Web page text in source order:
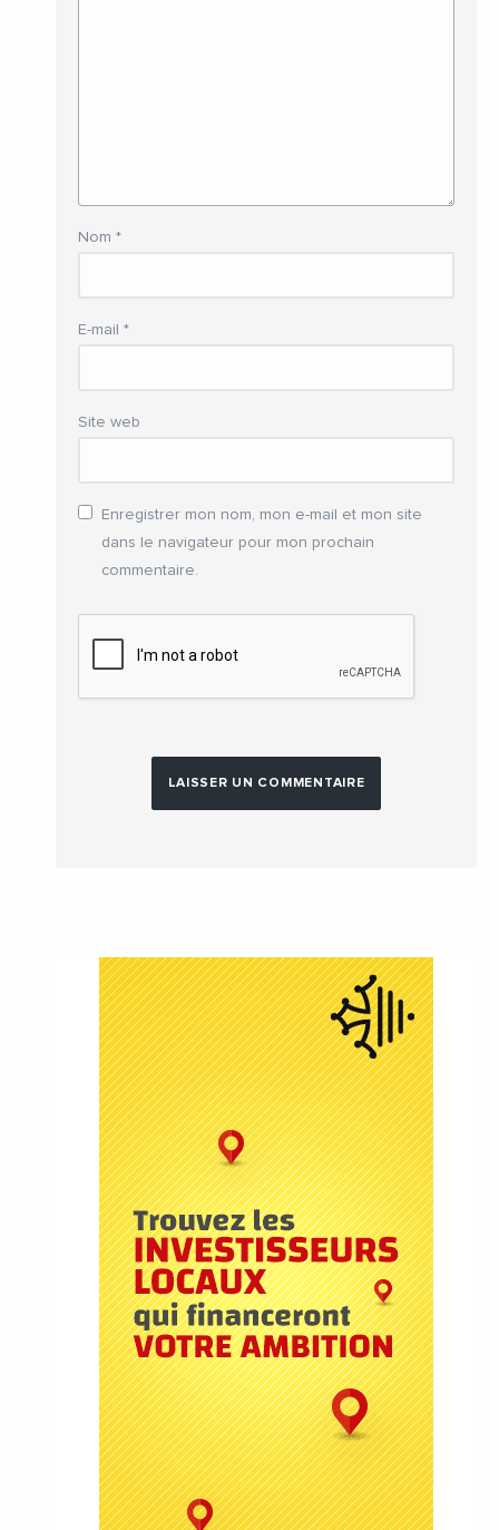
Nom *
E-mail *
Site web
Enregistrer mon nom, mon e-mail et mon site
dans le navigateur pour mon prochain
commentaire.